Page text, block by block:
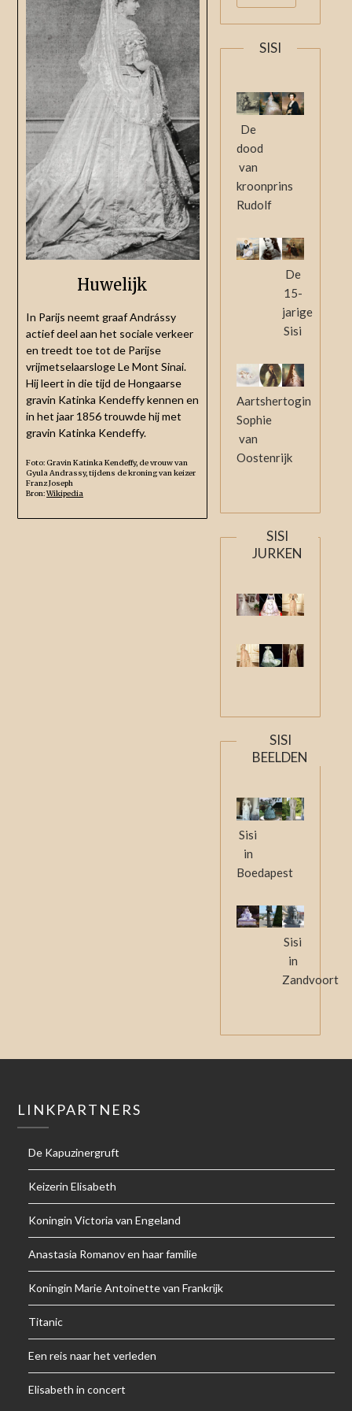
Huwelijk
In Parijs neemt graaf Andrássy
actief deel aan het sociale verkeer
en treedt toe tot de Parijse
vrijmetselaarsloge Le Mont Sinai.
Hij leert in die tijd de Hongaarse
gravin Katinka Kendeffy kennen en
in het jaar 1856 trouwde hij met
gravin Katinka Kendeffy.
Foto: Gravin Katinka Kendeffy, de vrouw van
Gyula Andrassy, tijdens de kroning van keizer
Franz Joseph
Bron:Wikipedia
SISI
De
dood
van
kroonprins
Rudolf
De
15-
jarige
Sisi
Aartshertogin
Sophie
van
Oostenrijk
SISI
JURKEN
SISI
BEELDEN
Sisi
in
Boedapest
Sisi
in
Zandvoort
LINKPARTNERS
De Kapuzinergruft
Keizerin Elisabeth
Koningin Victoria van Engeland
Anastasia Romanov en haar familie
Koningin Marie Antoinette van Frankrijk
Titanic
Een reis naar het verleden
Elisabeth in concert